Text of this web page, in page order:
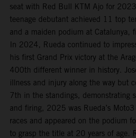
seat with Red Bull KTM Ajo for
teenage debutant achieved 11 top
and a maiden podium at Catalunya,
In 2024, Rueda continued to
his first Grand Prix victory at the
400th different winner in history.
illness and injury along the way but
7th in the standings, demonstrating
and firing, 2025 was Rueda’s
races and appeared on the podium
to grasp the title at 20 years of age.